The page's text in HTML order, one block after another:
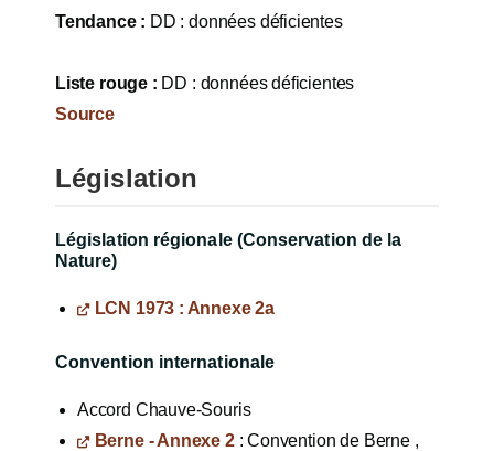
Tendance : DD : données déficientes
Liste rouge : DD : données déficientes
Source
Législation
Législation régionale (Conservation de la
Nature)
LCN 1973 : Annexe 2a
Convention internationale
Accord Chauve-Souris
Berne - Annexe 2: Convention de Berne ,